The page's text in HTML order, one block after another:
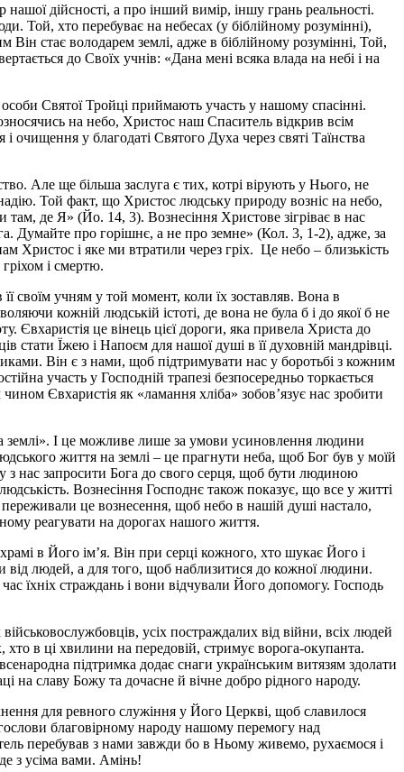
дійсності, а про інший вимір, іншу грань реальності.
Той, хто перебуває на небесах (у біблійному розумінні),
Він стає володарем землі, адже в біблійному розумінні, Той,
до Своїх учнів: «Дана мені всяка влада на небі і на
Святої Тройці приймають участь у нашому спасінні.
на небо, Христос наш Спаситель відкрив всім
у благодаті Святого Духа через святі Таїнства
Але ще більша заслуга є тих, котрі вірують у Нього, не
Той факт, що Христос людську природу возніс на небо,
де Я» (Йо. 14, 3). Вознесіння Христове зігріває в нас
Думайте про горішнє, а не про земне» (Кол. 3, 1-2), адже, за
Христос і яке ми втратили через гріх. Це небо – близькість
і смертю.
своїм учням у той момент, коли їх зоставляв. Вона в
кожній людській істоті, де вона не була б і до якої б не
Євхаристія це вінець цієї дороги, яка привела Христа до
стати Їжею і Напоєм для нашої душі в її духовній мандрівці.
Він є з нами, щоб підтримувати нас у боротьбі з кожним
участь у Господній трапезі безпосередньо торкається
Євхаристія як «ламання хліба» зобов’язує нас зробити
землі». І це можливе лише за умови усиновлення людини
життя на землі – це прагнути неба, щоб Бог був у моїй
з нас запросити Бога до свого серця, щоб бути людиною
Вознесіння Господнє також показує, що все у житті
це вознесення, щоб небо в нашій душі настало,
реагувати на дорогах нашого життя.
в Його ім’я. Він при серці кожного, хто шукає Його і
від людей, а для того, щоб наблизитися до кожної людини.
їхніх страждань і вони відчували Його допомогу. Господь
усіх постраждалих від війни, всіх людей
в ці хвилини на передовій, стримує ворога-окупанта.
підтримка додає снаги українським витязям здолати
славу Божу та дочасне й вічне добро рідного народу.
для ревного служіння у Його Церкві, щоб славилося
благовірному народу нашому перемогу над
перебував з нами завжди бо в Ньому живемо, рухаємося і
з усіма вами. Амінь!